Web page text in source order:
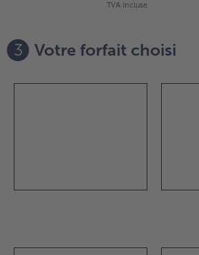
TVA incluse
3 Votre forfait choisi